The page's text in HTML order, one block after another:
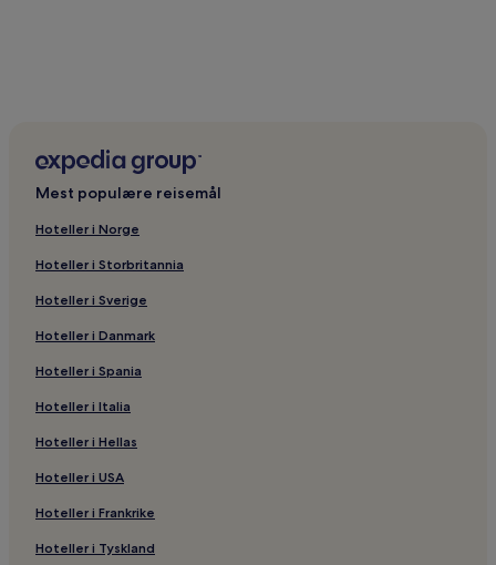
Mest populære reisemål
Hoteller i Norge
Hoteller i Storbritannia
Hoteller i Sverige
Hoteller i Danmark
Hoteller i Spania
Hoteller i Italia
Hoteller i Hellas
Hoteller i USA
Hoteller i Frankrike
Hoteller i Tyskland